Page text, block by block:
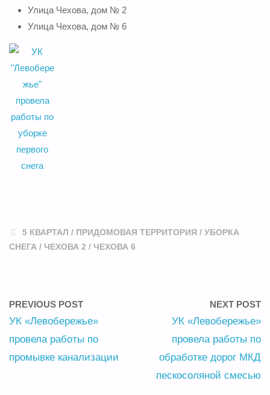
Улица Чехова, дом № 2
Улица Чехова, дом № 6
5 КВАРТАЛ / ПРИДОМОВАЯ ТЕРРИТОРИЯ /УБОРКА
СНЕГА / ЧЕХОВА 2 / ЧЕХОВА 6
PREVIOUS POST
УК «Левобережье»
провела работы по
промывке канализации
NEXT POST
УК «Левобережье»
провела работы по
обработке дорог МКД
пескосоляной смесью